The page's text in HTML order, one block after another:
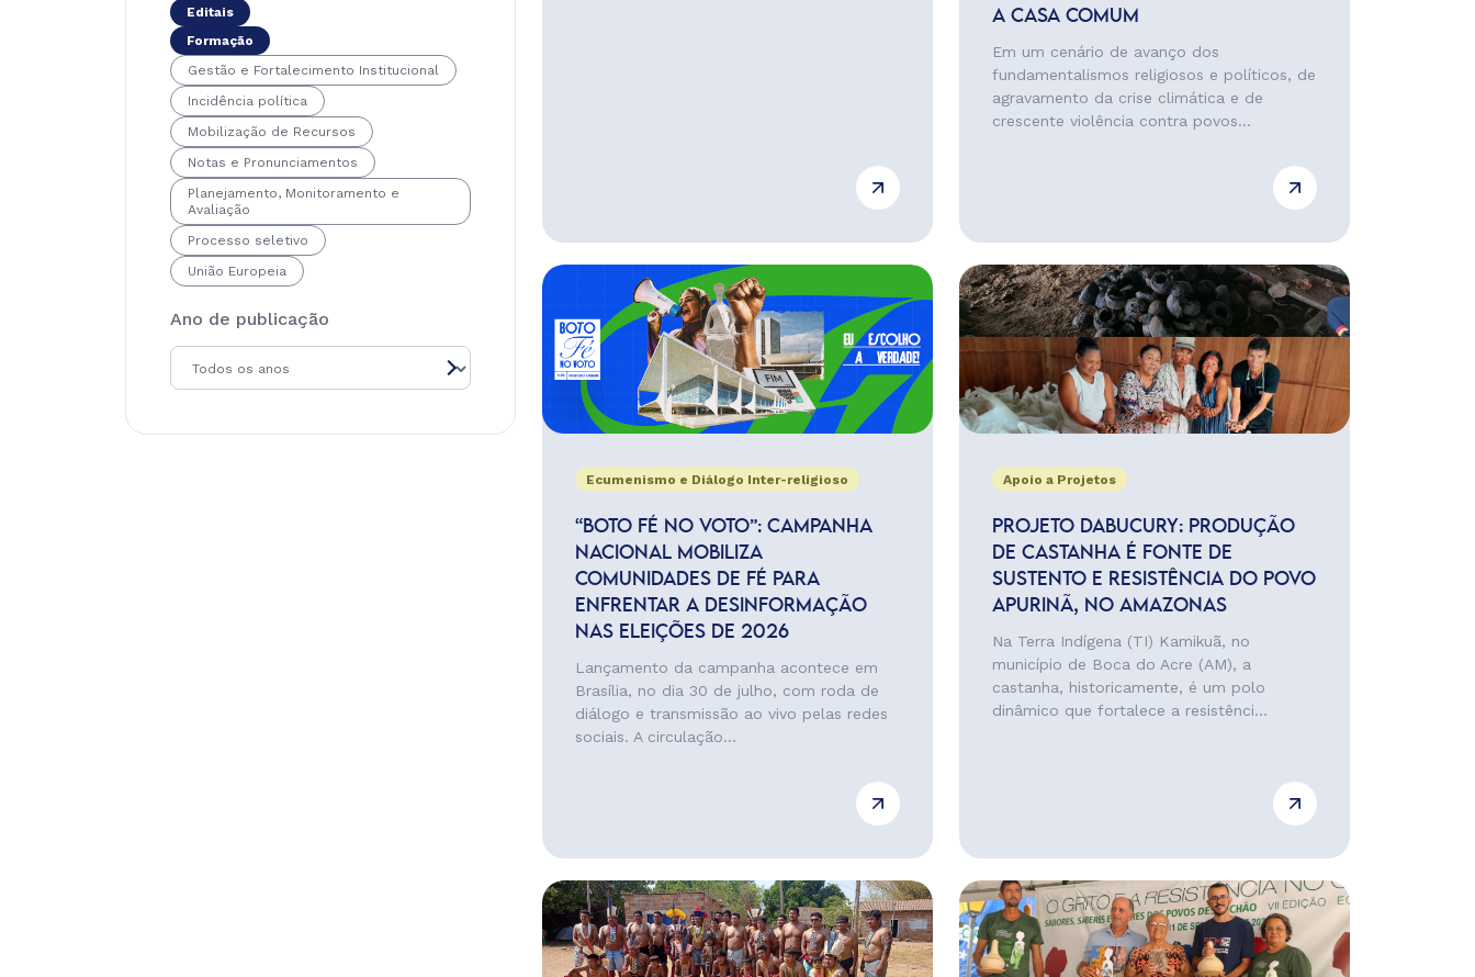
Editais
Formação
Gestão e Fortalecimento Institucional
Incidência política
Mobilização de Recursos
Notas e Pronunciamentos
Planejamento, Monitoramento e
Avaliação
Processo seletivo
União Europeia
Ano de publicação
A CASA COMUM
Em um cenário de avanço dos
fundamentalismos religiosos e políticos, de
agravamento da crise climática e de
crescente violência contra povos...
Ecumenismo e Diálogo Inter-religioso
“BOTO FÉ NO VOTO”: CAMPANHA
NACIONAL MOBILIZA
COMUNIDADES DE FÉ PARA
ENFRENTAR A DESINFORMAÇÃO
NAS ELEIÇÕES DE 2026
Lançamento da campanha acontece em
Brasília, no dia 30 de julho, com roda de
diálogo e transmissão ao vivo pelas redes
sociais. A circulação...
Apoio a Projetos
PROJETO DABUCURY: PRODUÇÃO
DE CASTANHA É FONTE DE
SUSTENTO E RESISTÊNCIA DO POVO
APURINÃ, NO AMAZONAS
Na Terra Indígena (TI) Kamikuã, no
município de Boca do Acre (AM), a
castanha, historicamente, é um polo
dinâmico que fortalece a resistênci...